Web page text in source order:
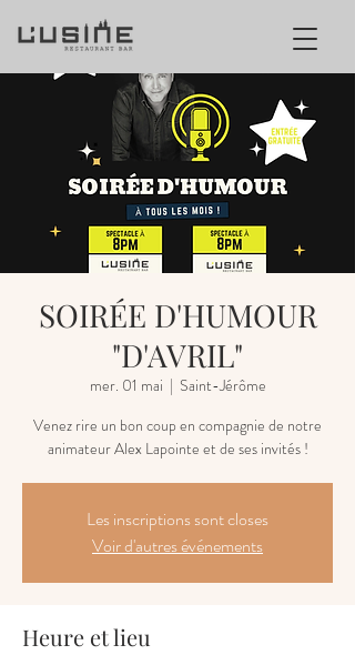
SOIRÉE D'HUMOUR
"D'AVRIL"
mer. 01 mai
  |
Saint-Jérôme
Venez rire un bon coup en compagnie de notre
animateur Alex Lapointe et de ses invités !
Les inscriptions sont closes
Voir d'autres événements
Heure et lieu